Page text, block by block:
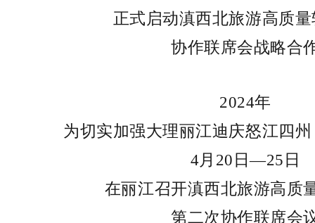
正式启动滇西北旅游高质
协作联席会战略合
2024年
为切实加强大理丽江迪庆怒江四
4月20日—25日
在丽江召开滇西北旅游高质
第二次协作联席会